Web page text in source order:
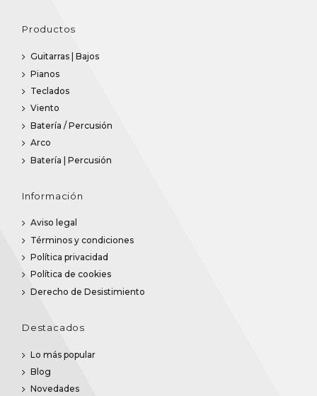
Productos
Guitarras | Bajos
Pianos
Teclados
Viento
Batería / Percusión
Arco
Batería | Percusión
Información
Aviso legal
Términos y condiciones
Política privacidad
Política de cookies
Derecho de Desistimiento
Destacados
Lo más popular
Blog
Novedades